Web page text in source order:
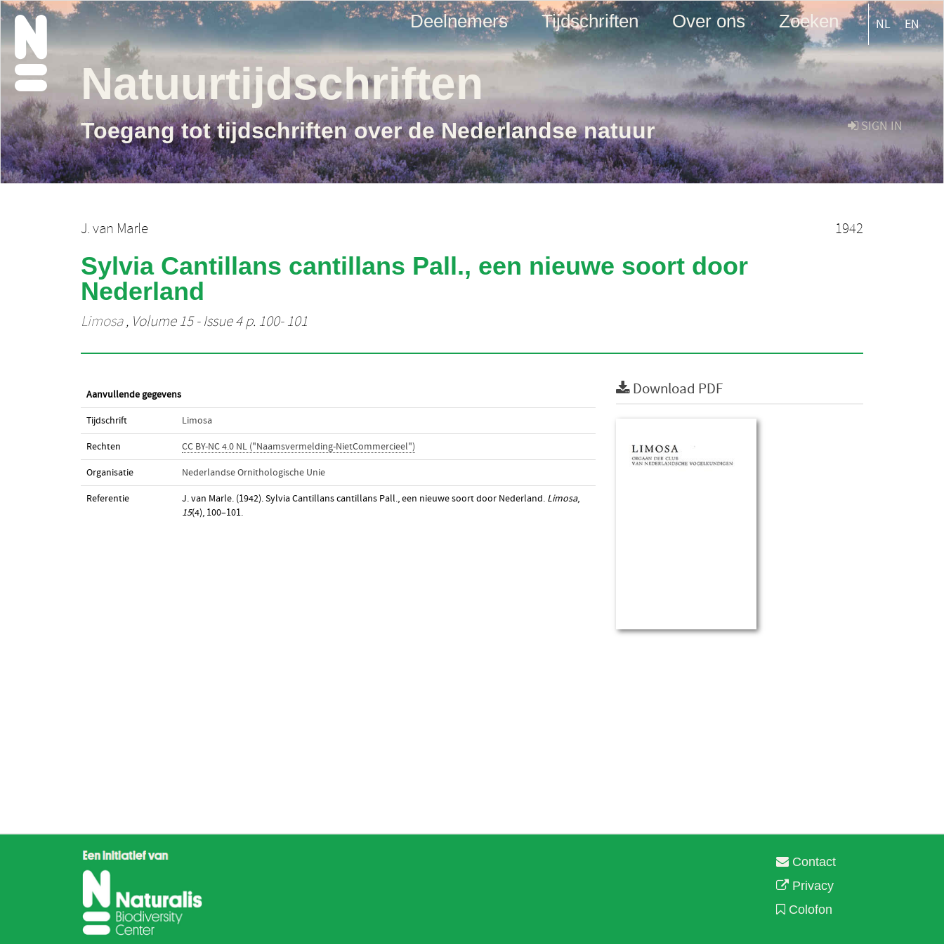
Deelnemers Tijdschriften Over ons Zoeken NL EN
SIGN IN
Natuurtijdschriften
Toegang tot tijdschriften over de Nederlandse natuur
J. van Marle 1942
Sylvia Cantillans cantillans Pall., een nieuwe soort door
Nederland
Limosa, Volume 15 - Issue 4 p. 100- 101
Aanvullende gegevens
Tijdschrift Limosa
Rechten CC BY-NC 4.0 NL ("Naamsvermelding-NietCommercieel")
Organisatie Nederlandse Ornithologische Unie
Referentie J. van Marle. (1942). Sylvia Cantillans cantillans Pall., een nieuwe soort door Nederland. Limosa,
15(4), 100–101.
Download PDF
Contact
Privacy
Colofon